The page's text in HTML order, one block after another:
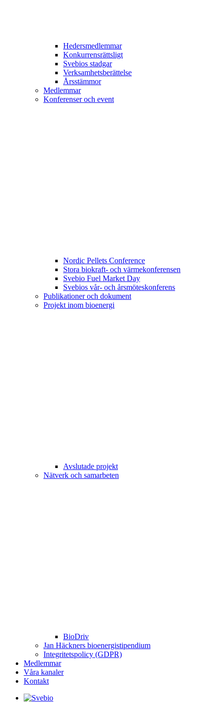
Hedersmedlemmar
Konkurrensrättsligt
Svebios stadgar
Verksamhetsberättelse
Årsstämmor
Medlemmar
Konferenser och event
Nordic Pellets Conference
Stora biokraft- och värmekonferensen
Svebio Fuel Market Day
Svebios vår- och årsmöteskonferens
Publikationer och dokument
Projekt inom bioenergi
Avslutade projekt
Nätverk och samarbeten
BioDriv
Jan Häckners bioenergistipendium
Integritetspolicy (GDPR)
Medlemmar
Våra kanaler
Kontakt